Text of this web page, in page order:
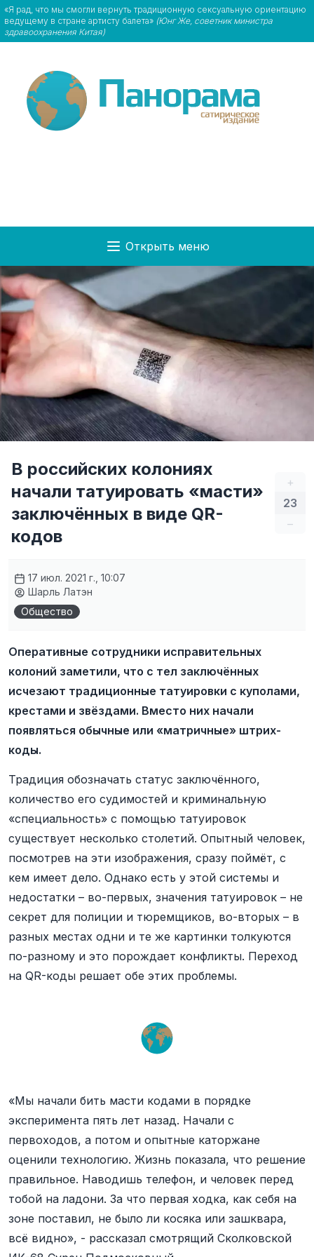
«Я рад, что мы смогли вернуть традиционную сексуальную ориентацию
ведущему в стране артисту балета» (Юнг Же, советник министра
здравоохранения Китая)
Открыть меню
+
23
–
В российских колониях
начали татуировать «масти»
заключённых в виде QR-
кодов
17 июл. 2021 г., 10:07
Шарль Латэн
Общество
Оперативные сотрудники исправительных
колоний заметили, что с тел заключённых
исчезают традиционные татуировки с куполами,
крестами и звёздами. Вместо них начали
появляться обычные или «матричные» штрих-
коды.
Традиция обозначать статус заключённого,
количество его судимостей и криминальную
«специальность» с помощью татуировок
существует несколько столетий. Опытный человек,
посмотрев на эти изображения, сразу поймёт, с
кем имеет дело. Однако есть у этой системы и
недостатки – во-первых, значения татуировок – не
секрет для полиции и тюремщиков, во-вторых – в
разных местах одни и те же картинки толкуются
по-разному и это порождает конфликты. Переход
на QR-коды решает обе этих проблемы.
«Мы начали бить масти кодами в порядке
эксперимента пять лет назад. Начали с
первоходов, а потом и опытные каторжане
оценили технологию. Жизнь показала, что решение
правильное. Наводишь телефон, и человек перед
тобой на ладони. За что первая ходка, как себя на
зоне поставил, не было ли косяка или зашквара,
всё видно», - рассказал смотрящий Сколковской